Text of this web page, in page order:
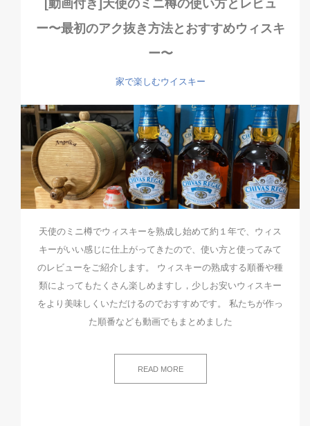
[動画付き]天使のミニ樽の使い方とレビュ
ー〜最初のアク抜き方法とおすすめウィスキ
ー〜
家で楽しむウイスキー
天使のミニ樽でウィスキーを熟成し始めて約１年で、ウィス
キーがいい感じに仕上がってきたので、使い方と使ってみて
のレビューをご紹介します。 ウィスキーの熟成する順番や種
類によってもたくさん楽しめますし，少しお安いウィスキー
をより美味しくいただけるのでおすすめです。 私たちが作っ
た順番なども動画でもまとめました
READ MORE